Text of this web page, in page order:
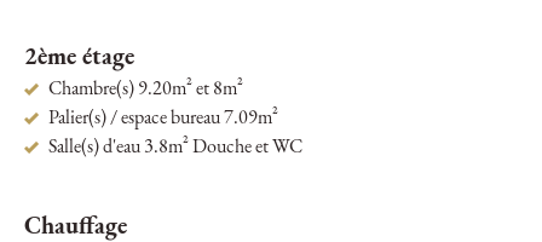
2ème étage
Chambre(s) 9.20m² et 8m²
Palier(s) / espace bureau 7.09m²
Salle(s) d'eau 3.8m² Douche et WC
Chauffage